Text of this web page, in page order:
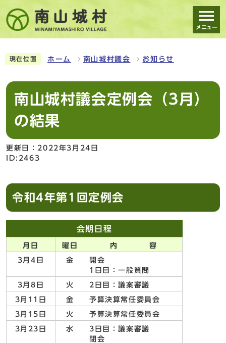
メニュー
現在位置 ホーム 南山城村議会 お知らせ
南山城村議会定例会（3月）
の結果
更新日：2022年3月24日
ID:2463
令和4年第1回定例会
会期日程
月日 曜日 内 容
3月4日 金
開会
1日目：一般質問
3月8日 火 2日目：議案審議
3月11日 金 予算決算常任委員会
3月15日 火 予算決算常任委員会
3月23日 水
3日目：議案審議
閉会